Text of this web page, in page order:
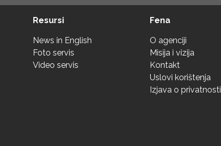
Resursi
News in English
Foto servis
Video servis
Fena
O agenciji
Misija i vizija
Kontakt
Uslovi korištenja
Izjava o privatnosti